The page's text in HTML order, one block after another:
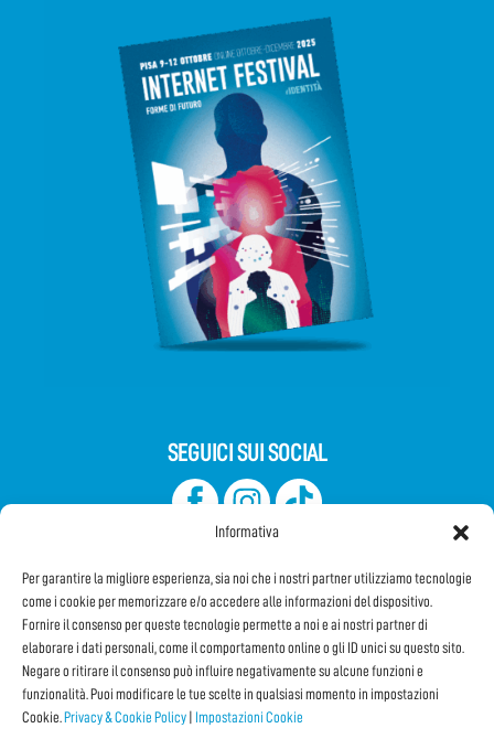
Informativa
Per garantire la migliore esperienza, sia noi che i nostri partner utilizziamo tecnologie
come i cookie per memorizzare e/o accedere alle informazioni del dispositivo.
Fornire il consenso per queste tecnologie permette a noi e ai nostri partner di
elaborare i dati personali, come il comportamento online o gli ID unici su questo sito.
Negare o ritirare il consenso può influire negativamente su alcune funzioni e
funzionalità. Puoi modificare le tue scelte in qualsiasi momento in impostazioni
Cookie. Privacy & Cookie Policy Impostazioni Cookie
SEGUICI SUI SOCIAL
Iscriviti alla Newsletter
CONDIVIDI QUESTA PAGINA!